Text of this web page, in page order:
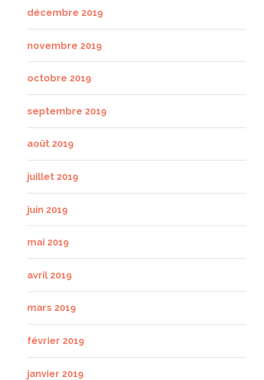
décembre 2019
novembre 2019
octobre 2019
septembre 2019
août 2019
juillet 2019
juin 2019
mai 2019
avril 2019
mars 2019
février 2019
janvier 2019